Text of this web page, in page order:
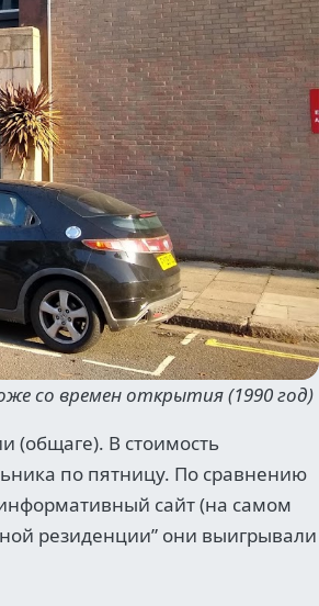
со времен открытия (1990 год)
(общаге). В стоимость
по пятницу. По сравнению
сайт (на самом
резиденции” они выигрывали